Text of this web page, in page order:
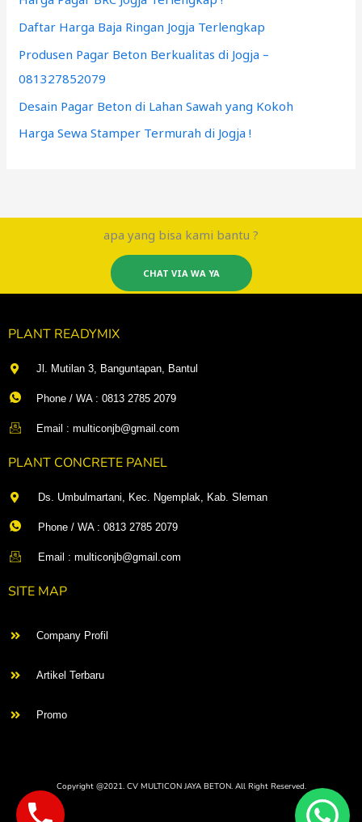
Daftar Harga Baja Ringan Jogja Terlengkap
Produsen Pagar Beton Berkualitas di Jogja –
081327852079
Desain Pagar Beton di Lahan Sawah yang Kokoh
Harga Sewa Stamper Termurah di Jogja !
apa yang bisa kami bantu ?
CHAT VIA WA YA
PLANT READYMIX
Jl. Mutilan 3, Banguntapan, Bantul
Phone / WA : 0813 2785 2079
Email : multiconjb@gmail.com
PLANT CONCRETE PANEL
Ds. Umbulmartani, Kec. Ngemplak, Kab. Sleman
Phone / WA : 0813 2785 2079
Email : multiconjb@gmail.com
SITE MAP
Company Profil
Artikel Terbaru
Promo
Copyright @2021. CV MULTICON JAYA BETON. All Right Reserved.